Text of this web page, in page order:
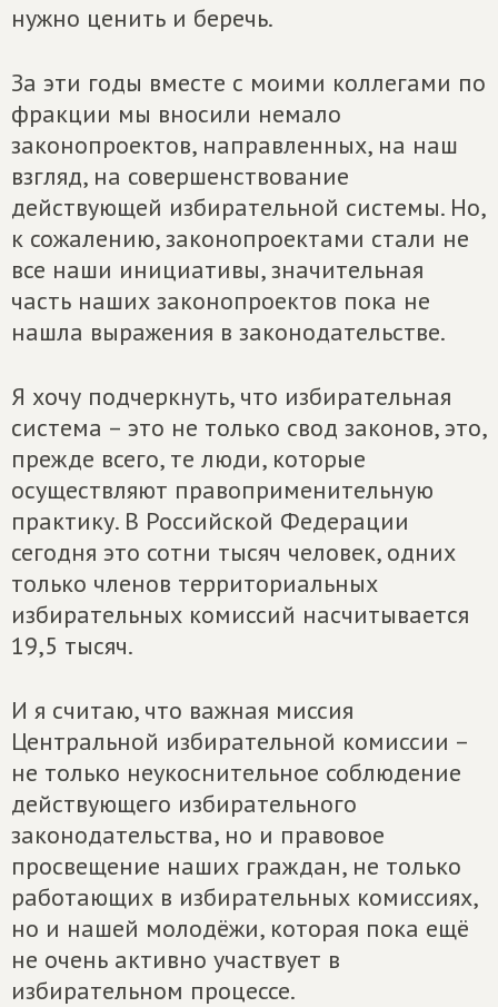
нужно ценить и беречь.
За эти годы вместе с моими коллегами по
фракции мы вносили немало
законопроектов, направленных, на наш
взгляд, на совершенствование
действующей избирательной системы. Но,
к сожалению, законопроектами стали не
все наши инициативы, значительная
часть наших законопроектов пока не
нашла выражения в законодательстве.
Я хочу подчеркнуть, что избирательная
система – это не только свод законов, это,
прежде всего, те люди, которые
осуществляют правоприменительную
практику. В Российской Федерации
сегодня это сотни тысяч человек, одних
только членов территориальных
избирательных комиссий насчитывается
19,5 тысяч.
И я считаю, что важная миссия
Центральной избирательной комиссии –
не только неукоснительное соблюдение
действующего избирательного
законодательства, но и правовое
просвещение наших граждан, не только
работающих в избирательных комиссиях,
но и нашей молодёжи, которая пока ещё
не очень активно участвует в
избирательном процессе.